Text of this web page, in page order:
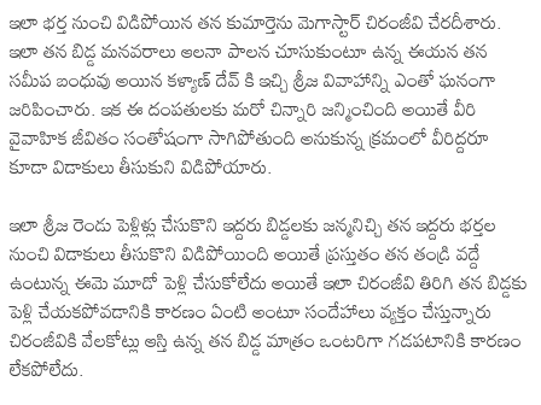
ఇలా భర్త నుంచి విడిపోయిన తన కుమార్తెను మెగాస్టార్ చిరంజీవి చేరదీశారు.
ఇలా తన బిడ్డ మనవరాలు ఆలనా పాలన చూసుకుంటూ ఉన్న ఈయన తన
సమీప బంధువు అయిన కళ్యాణ్ దేవ్ కి ఇచ్చి శ్రీజ వివాహాన్ని ఎంతో ఘనంగా
జరిపించారు. ఇక ఈ దంపతులకు మరో చిన్నారి జన్మించింది అయితే వీరి
వైవాహిక జీవితం సంతోషంగా సాగిపోతుంది అనుకున్న క్రమంలో వీరిద్దరూ
కూడా విడాకులు తీసుకుని విడిపోయారు.
ఇలా శ్రీజ రెండు పెళ్లిళ్లు చేసుకొని ఇద్దరు బిడ్డలకు జన్మనిచ్చి తన ఇద్దరు భర్తల
నుంచి విడాకులు తీసుకొని విడిపోయింది అయితే ప్రస్తుతం తన తండ్రి వద్దే
ఉంటున్న ఈమె మూడో పెళ్లి చేసుకోలేదు అయితే ఇలా చిరంజీవి తిరిగి తన బిడ్డకు
పెళ్లి చేయకపోవడానికి కారణం ఏంటి అంటూ సందేహాలు వ్యక్తం చేస్తున్నారు
చిరంజీవికి వేలకోట్లు ఆస్తి ఉన్న తన బిడ్డ మాత్రం ఒంటరిగా గడపటానికి కారణం
లేకపోలేదు.